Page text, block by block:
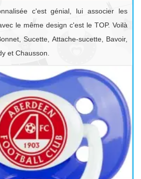
c'est génial, lui associer les
le même design c'est le TOP. Voilà
Sucette, Attache-sucette, Bavoir,
et Chausson.